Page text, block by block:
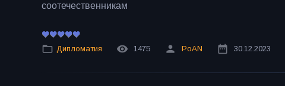
соотечественникам
Дипломатия 1475 PoAN 30.12.2023